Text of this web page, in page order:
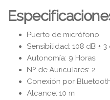
Puerto de micrófono
Sensibilidad: 108 dB ± 3
Autonomía: 9 Horas
Nº de Auriculares: 2
Conexión por
Alcance: 10 m